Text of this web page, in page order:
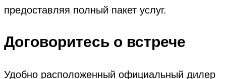
предоставляя полный пакет услуг.
Договоритесь о встрече
Удобно расположенный официальный дилер